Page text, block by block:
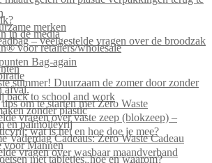
merken
in de media
– veelgestelde vragen over de broodzak
voor retailers/wholesale
Bag-again
summer! Duurzaam de zomer door zonder
afval.
back to school and work
om te starten met Zero Waste
zonder plastic
vragen over vaste zeep (blokzeep) –
en palmolievrij
wat is het en hoe doe je mee?
Vaderdag Cadeaus: Zero Waste Cadeau
voor Mannen
vragen over wasbaar maandverband
met tabletjes, hoe en waarom?